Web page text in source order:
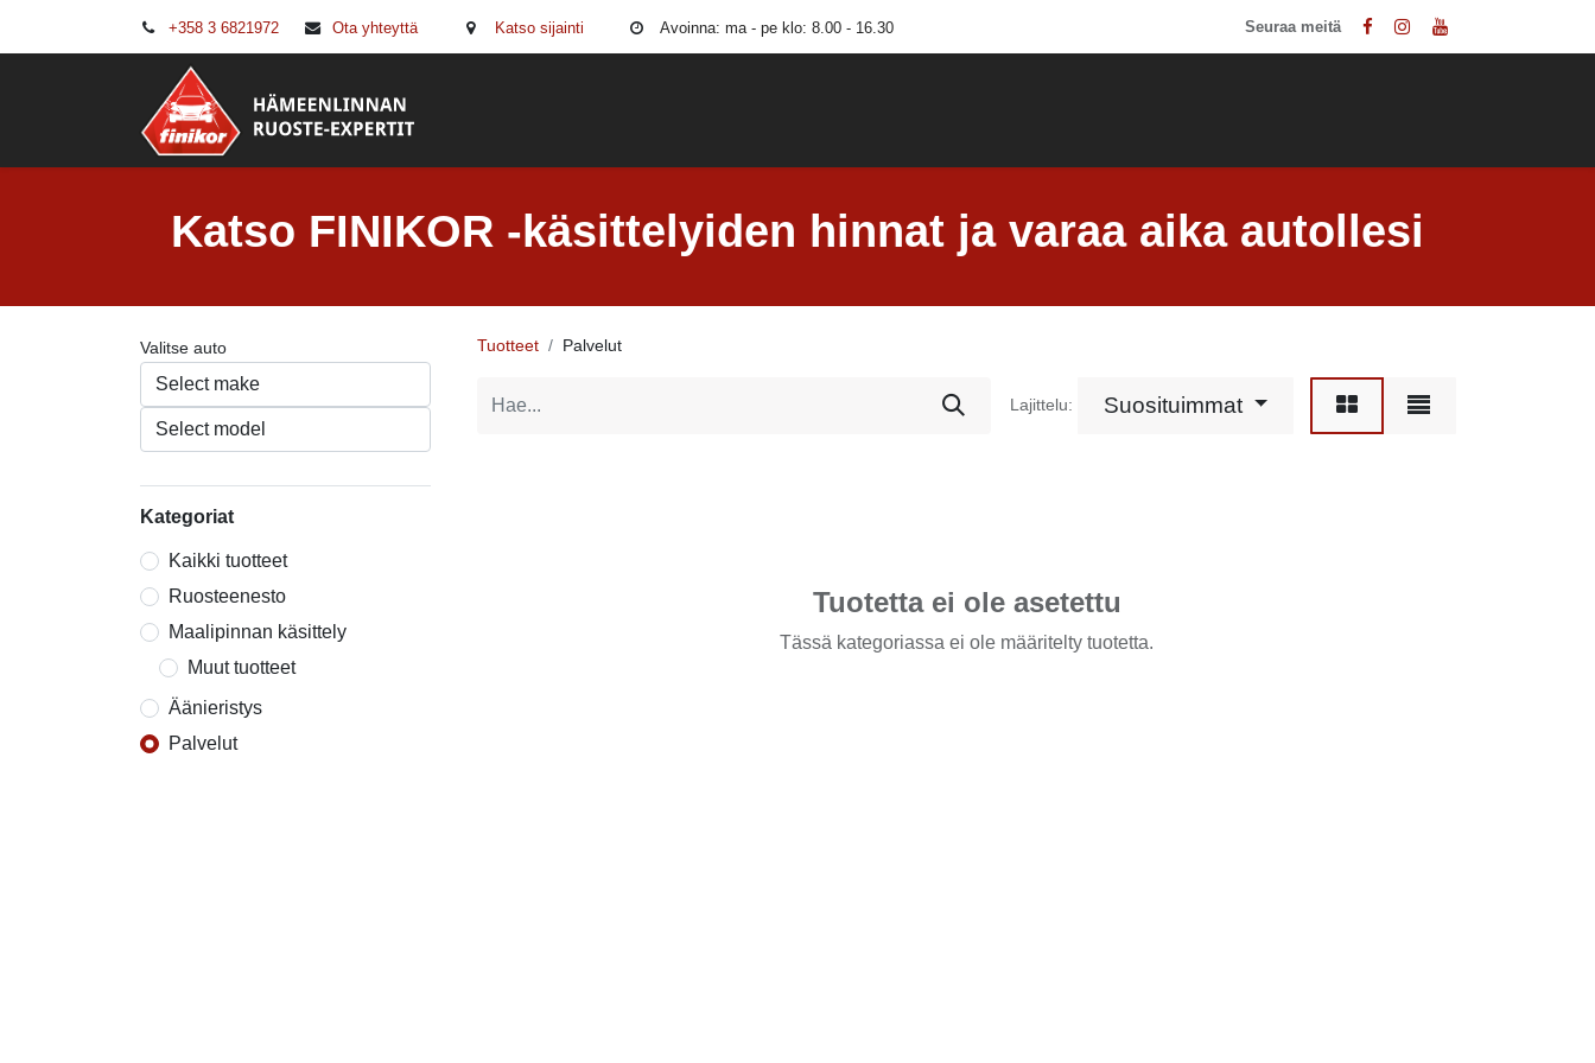
+358 3 6821972 Ota yhteyttä Katso sijainti Avoinna: ma - pe klo: 8.00 - 16.30 Seuraa meitä
Katso FINIKOR -käsittelyiden hinnat ja varaa aika autollesi
Valitse auto
Kategoriat
Kaikki tuotteet
Ruosteenesto
Maalipinnan käsittely
Muut tuotteet
Äänieristys
Palvelut
Tuotteet Palvelut
Lajittelu: Suosituimmat
Tuotetta ei ole asetettu
Tässä kategoriassa ei ole määritelty tuotetta.